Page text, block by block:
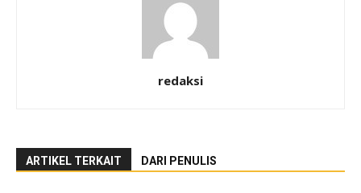
redaksi
ARTIKEL TERKAIT DARI PENULIS